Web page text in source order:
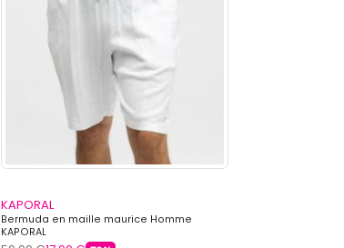
KAPORAL
Bermuda en maille maurice Homme
KAPORAL